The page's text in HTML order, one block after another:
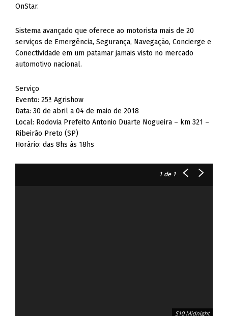
OnStar.
Sistema avançado que oferece ao motorista mais de 20
serviços de Emergência, Segurança, Navegação, Concierge e
Conectividade em um patamar jamais visto no mercado
automotivo nacional.
Serviço
Evento: 25ª Agrishow
Data: 30 de abril a 04 de maio de 2018
Local: Rodovia Prefeito Antonio Duarte Nogueira – km 321 –
Ribeirão Preto (SP)
Horário: das 8hs às 18hs
1de 1
S10 Midnight